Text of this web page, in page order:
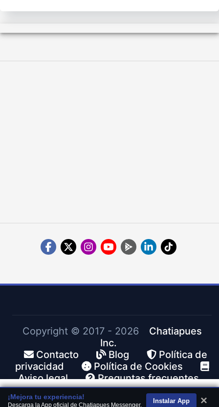
¡Mejora tu experiencia!
Descarga la App oficial de Chatiapues Messenger.
Instalar App ×
Inicio Chats Buscar Noticias
Copyright © 2017 - 2026
Chatiapues
Inc.
Contacto
Blog
Política de
privacidad
Política de Cookies
Aviso legal
Preguntas frecuentes